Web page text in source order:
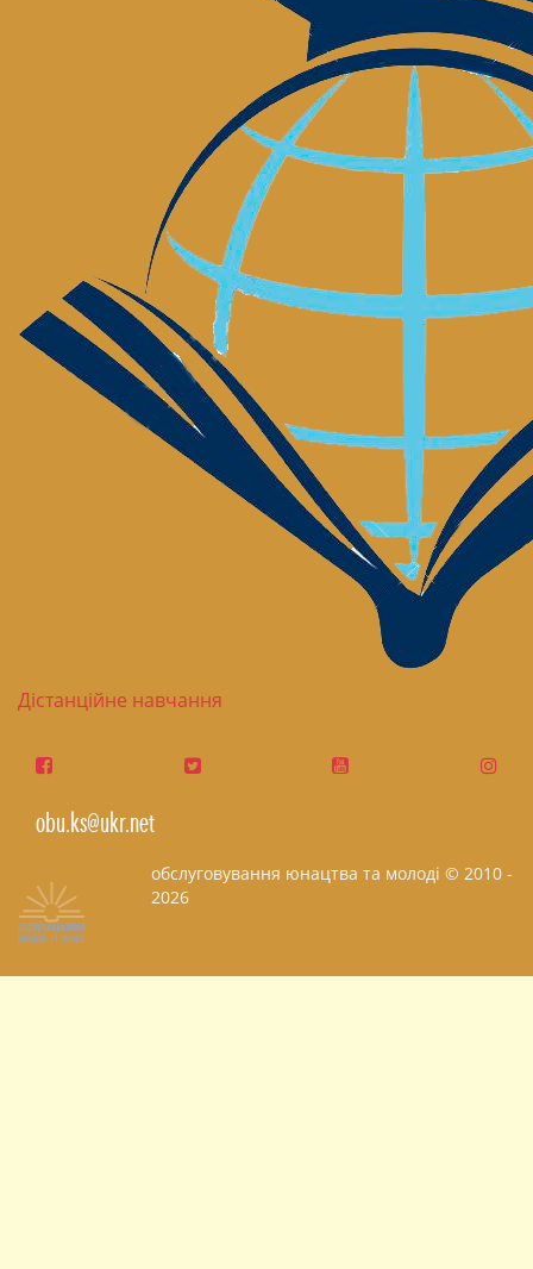
Дістанційне навчання
obu.ks@ukr.net
обслуговування юнацтва та молоді © 2010 -
2026